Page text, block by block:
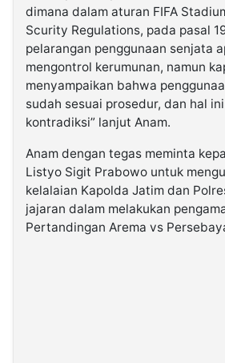
dimana dalam aturan FIFA
Scurity Regulations, pada pasal
pelarangan penggunaan senjata
mengontrol kerumunan, namun
menyampaikan bahwa
sudah sesuai prosedur, dan hal
kontradiksi” lanjut Anam.
Anam dengan tegas meminta
Listyo Sigit Prabowo untuk
kelalaian Kapolda Jatim dan
jajaran dalam melakukan
Pertandingan Arema vs